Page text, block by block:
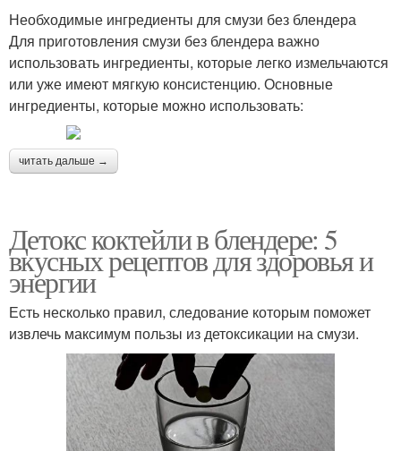
Необходимые ингредиенты для смузи без блендера
Для приготовления смузи без блендера важно
использовать ингредиенты, которые легко измельчаются
или уже имеют мягкую консистенцию. Основные
ингредиенты, которые можно использовать:
читать дальше →
Детокс коктейли в блендере: 5
вкусных рецептов для здоровья и
энергии
Есть несколько правил, следование которым поможет
извлечь максимум пользы из детоксикации на смузи.